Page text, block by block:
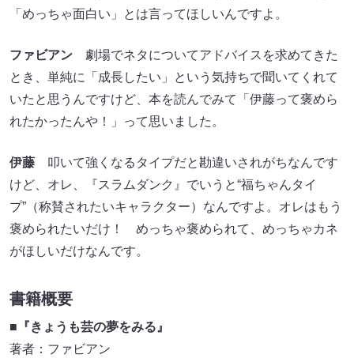
「めっちゃ面白い」とは言ってほしいんですよ。
ファビアン 劇場でネタについてアドバイスを求めてきた
とき、単純に「成長したい」という気持ちで聞いてくれて
いたと思うんですけど、本を読んでみて「伊藤って褒めら
れたかったんや！」って思いました。
伊藤 叩いて強くなるタイプだと勘違いされがちなんです
けど、オレ、『スラムダンク』でいうと“福ちゃんタイ
プ”（称賛されたいキャラクター）なんですよ。オレはもう
褒められたいだけ！ めっちゃ褒められて、めっちゃカネ
がほしいだけなんです。
書籍概要
■『きょうも芸の夢をみる』
著者：ファビアン